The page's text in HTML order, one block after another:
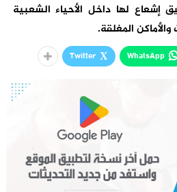
إشعاع لها داخل الأحياء الشعبية
المغلقة.
WhatsApp
Twitter